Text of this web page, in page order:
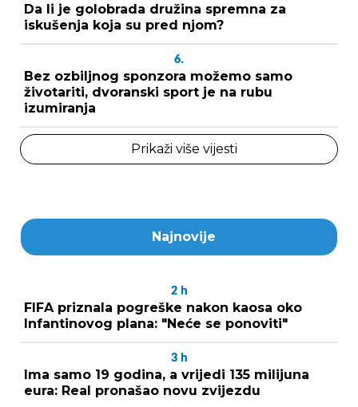
Da li je golobrada družina spremna za
iskušenja koja su pred njom?
6.
Bez ozbiljnog sponzora možemo samo
životariti, dvoranski sport je na rubu
izumiranja
Prikaži više vijesti
Najnovije
2 h
FIFA priznala pogreške nakon kaosa oko
Infantinovog plana: "Neće se ponoviti"
3 h
Ima samo 19 godina, a vrijedi 135 milijuna
eura: Real pronašao novu zvijezdu